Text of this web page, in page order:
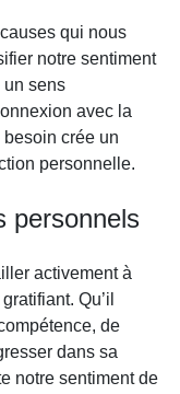
qui nous
notre sentiment
un sens
avec la
besoin crée un
personnelle.
personnels
activement à
Qu’il
de
dans sa
notre sentiment de